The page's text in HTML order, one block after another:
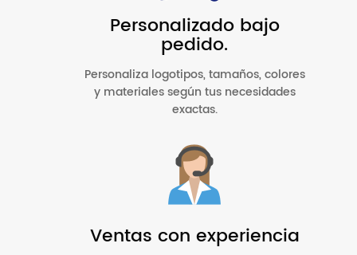
Personalizado bajo
pedido.
Personaliza logotipos, tamaños, colores
y materiales según tus necesidades
exactas.
Ventas con experiencia